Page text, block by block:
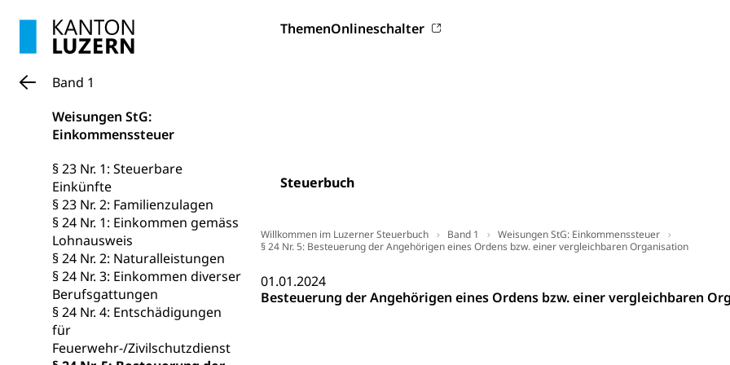
ThemenOnlineschalter
Steuerbuch
Band 1
Weisungen StG:
Einkommenssteuer
§ 23 Nr. 1: Steuerbare
Einkünfte
§ 23 Nr. 2: Familienzulagen
§ 24 Nr. 1: Einkommen gemäss
Lohnausweis
§ 24 Nr. 2: Naturalleistungen
§ 24 Nr. 3: Einkommen diverser
Berufsgattungen
§ 24 Nr. 4: Entschädigungen
für
Feuerwehr-/Zivilschutzdienst
Willkommen im Luzerner Steuerbuch Band 1
Weisungen StG: Einkommenssteuer
§ 24 Nr. 5: Besteuerung der Angehörigen eines Ordens bzw. einer vergleichbaren Organisation
01.01.2024
Besteuerung der Angehörigen eines Ordens bzw. einer vergleichbaren
Verkehrsverbund Luzern VVL
Schifffahrt
Zivilstand
Zivilstandswesen
Adoption